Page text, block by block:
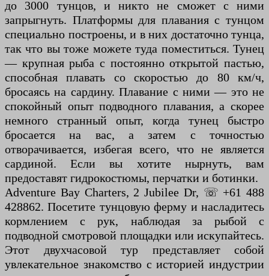
до 3000 тунцов, и никто не сможет с ними
запрыгнуть. Платформы для плавания с тунцом
специально построены, и в них достаточно тунца,
так что вы тоже можете туда поместиться. Тунец
— крупная рыба с постоянно открытой пастью,
способная плавать со скоростью до 80 км/ч,
бросаясь на сардину. Плавание с ними — это не
спокойный опыт подводного плавания, а скорее
немного странный опыт, когда тунец быстро
бросается на вас, а затем с точностью
отворачивается, избегая всего, что не является
сардиной. Если вы хотите нырнуть, вам
предоставят гидрокостюмы, перчатки и ботинки.
Adventure Bay Charters, 2 Jubilee Dr, ☏ +61 488
428862. Посетите тунцовую ферму и насладитесь
кормлением с рук, наблюдая за рыбой с
подводной смотровой площадки или искупайтесь.
Этот двухчасовой тур представляет собой
увлекательное знакомство с историей индустрии